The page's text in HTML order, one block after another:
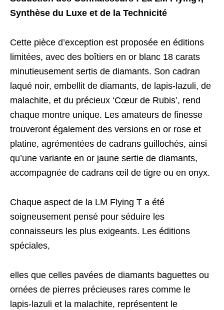
Synthèse du Luxe et de la Technicité
Cette pièce d’exception est proposée en éditions
limitées, avec des boîtiers en or blanc 18 carats
minutieusement sertis de diamants. Son cadran
laqué noir, embellit de diamants, de lapis-lazuli, de
malachite, et du précieux ‘Cœur de Rubis’, rend
chaque montre unique. Les amateurs de finesse
trouveront également des versions en or rose et
platine, agrémentées de cadrans guillochés, ainsi
qu’une variante en or jaune sertie de diamants,
accompagnée de cadrans œil de tigre ou en onyx.
Chaque aspect de la LM Flying T a été
soigneusement pensé pour séduire les
connaisseurs les plus exigeants. Les éditions
spéciales,
elles que celles pavées de diamants baguettes ou
ornées de pierres précieuses rares comme le
lapis-lazuli et la malachite, représentent le